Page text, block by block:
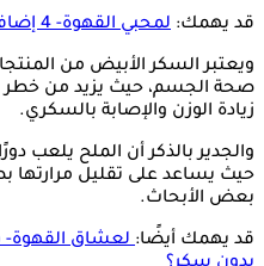
قد يهمك: لمحبي القهوة- 4 إضافات تجعلها أكثر فائدة للجسم
ويعتبر السكر الأبيض من
صحة الجسم، حيث يزيد من خطر
زيادة الوزن والإصابة بالسكري.
والجدير بالذكر أن الملح يلعب
حيث يساعد على تقليل
بعض الأبحاث.
قد يهمك أيضًا:لعشاق القهوة-